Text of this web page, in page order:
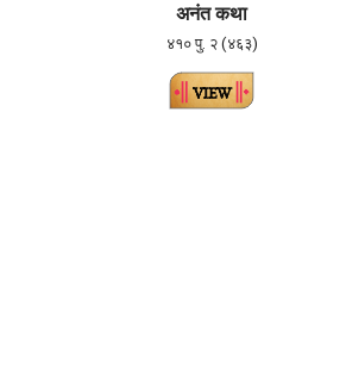
अनंत कथा
४१० पु. २ (४६३)